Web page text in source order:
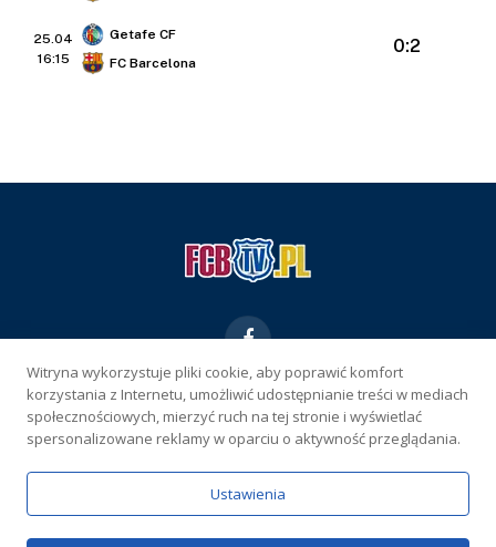
25.04
16:15
Getafe CF
FC Barcelona
0:2
KONTAKT REKLAMA POLITYKA PRYWATNOŚCI
WŁAŚCICIEL SERWISU
Serwis wyłącznie dla osób powyżej 18 lat. Hazard może uzależniać.
Graj odpowiedzialnie.Szczegóły
Copyright © 2026 FCBtv.pl
Witryna wykorzystuje pliki cookie, aby poprawić komfort
korzystania z Internetu, umożliwić udostępnianie treści w mediach
społecznościowych, mierzyć ruch na tej stronie i wyświetlać
spersonalizowane reklamy w oparciu o aktywność przeglądania.
Ustawienia